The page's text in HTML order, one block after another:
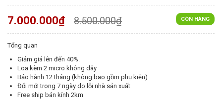
CÒN HÀNG
7.000.000₫ 8.500.000₫
Tổng quan
Giảm giá lên đến 40%.
Loa kèm 2 micro không dây
Bảo hành 12 tháng (không bao gồm phụ kiện)
Đổi mới trong 7 ngày do lỗi nhà sản xuất
Free ship bán kính 2km